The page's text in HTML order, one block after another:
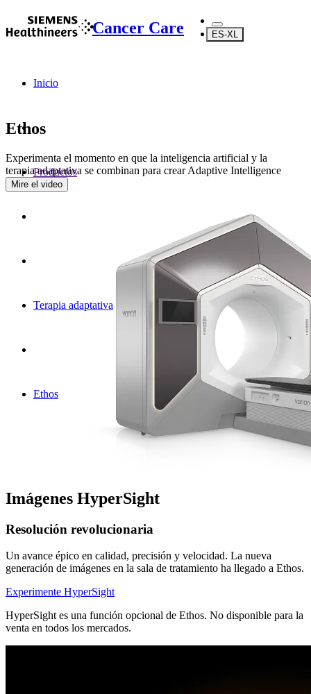
Cancer Care ES-XL
Inicio
Productos
Terapia adaptativa
Ethos
Ethos
Experimenta el momento en que la inteligencia artificial y la
terapia adaptativa se combinan para crear Adaptive Intelligence
Mire el video
Imágenes HyperSight
Resolución revolucionaria
Un avance épico en calidad, precisión y velocidad. La nueva
generación de imágenes en la sala de tratamiento ha llegado a Ethos.
Experimente HyperSight
HyperSight es una función opcional de Ethos. No disponible para la
venta en todos los mercados.